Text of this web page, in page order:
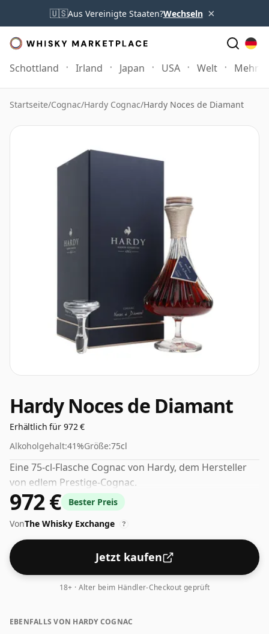
🇺🇸Aus Vereinigte Staaten?Wechseln ×
Schottland Irland Japan USA Welt Mehr
Startseite/Cognac/Hardy Cognac/Hardy Noces de Diamant
Hardy Noces de Diamant
Erhältlich für 972 €
Alkoholgehalt:41%Größe:75cl
Eine 75-cl-Flasche Cognac von Hardy, dem Hersteller
von edlem Prestige-Cognac.
972 €
Bester Preis
VonThe Whisky Exchange ?
Jetzt kaufen
18+ · Alter beim Händler-Checkout geprüft
EBENFALLS VON HARDY COGNAC